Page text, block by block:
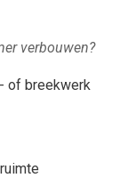
verbouwen?
of breekwerk